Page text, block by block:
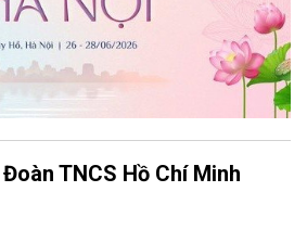
TNCS Hồ Chí Minh